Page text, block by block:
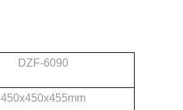
DZF-6090
450x450x455mm